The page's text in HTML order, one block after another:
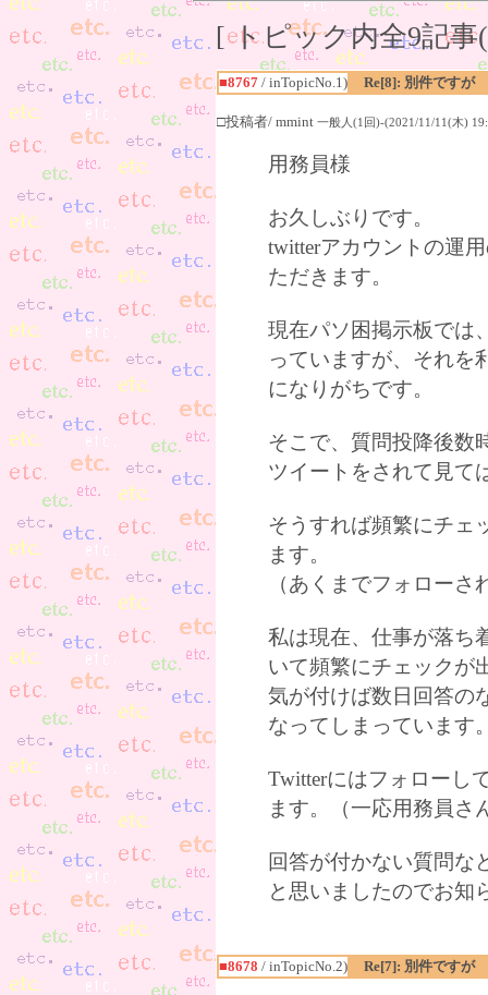
[ トピック内全9記
■8767 / inTopicNo.1) Re[8]: 別件ですが
□投稿者/ mmint 一般人(1回)-(2021/11/11(木)
用務員様
お久しぶりです。
twitterアカウントの運
ただきます。
現在パソ困掲示板では
っていますが、それを
になりがちです。
そこで、質問投降後数
ツイートをされて見て
そうすれば頻繁にチェ
ます。
（あくまでフォロー
私は現在、仕事が落ち
いて頻繁にチェックが
気が付けば数日回答の
なってしまっています
Twitterにはフォローし
ます。（一応用務員さ
回答が付かない質問な
と思いましたのでお知
■8678 / inTopicNo.2) Re[7]: 別件ですが